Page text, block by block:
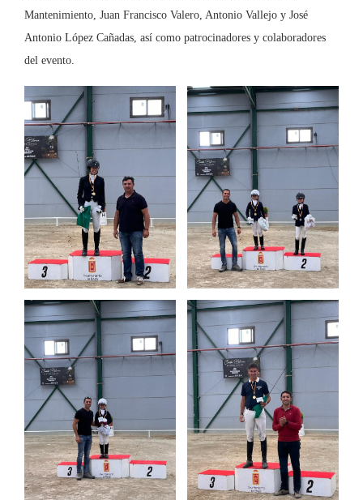
Mantenimiento, Juan Francisco Valero, Antonio Vallejo y José
Antonio López Cañadas, así como patrocinadores y colaboradores
del evento.